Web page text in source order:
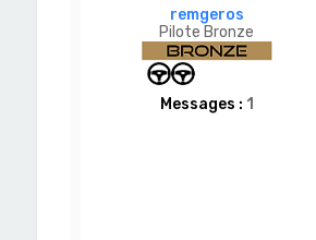
remgeros
Pilote Bronze
Messages : 1